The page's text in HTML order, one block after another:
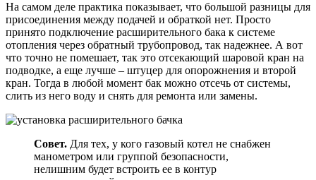
На самом деле практика показывает, что большой разницы для
присоединения между подачей и обраткой нет. Просто
принято подключение расширительного бака к системе
отопления через обратный трубопровод, так надежнее. А вот
что точно не помешает, так это отсекающий шаровой кран на
подводке, а еще лучше – штуцер для опорожнения и второй
кран. Тогда в любой момент бак можно отсечь от системы,
слить из него воду и снять для ремонта или замены.
Совет. Для тех, у кого газовый котел не снабжен
манометром или группой безопасности,
нелишним будет встроить ее в контур